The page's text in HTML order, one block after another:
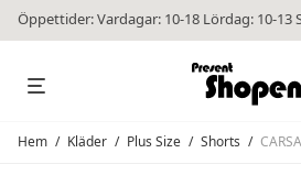
Öppettider: Vardagar: 10-18 Lördag: 10-13
Hem / Kläder / Plus Size / Shorts /